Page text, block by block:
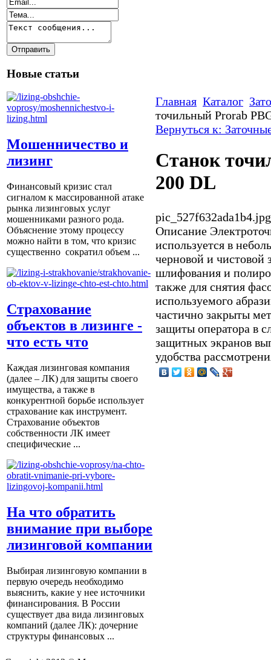
Новые статьи
Мошенничество и
лизинг
Финансовый кризис стал
сигналом к массированной атаке
рынка лизинговых услуг
мошенниками разного рода.
Объяснение этому процессу
можно найти в том, что кризис
существенно сократил объем ...
Страхование
объектов в лизинге -
что есть что
Каждая лизинговая компания
(далее – ЛК) для защиты своего
имущества, а также в
конкурентной борьбе использует
страхование как инструмент.
Страхование объектов
собственности ЛК имеет
специфические ...
На что обратить
внимание при выборе
лизинговой компании
Выбирая лизинговую компании в
первую очередь необходимо
выяснить, какие у нее источники
финансирования. В России
существует два вида лизинговых
компаний (далее ЛК): дочерние
структуры финансовых ...
Главная Каталог
точильный Prorab
Вернуться к:
Станок
200 DL
pic_527f632ada1b4.jpg
Описание
используется в
черновой и чистовой
шлифования и
также для снятия
используемого
частично закрыты
защиты оператора в
защитных экранов
удобства